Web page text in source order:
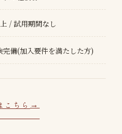
/ 試用期間なし
完備(加入要件を満たした方)
こちら